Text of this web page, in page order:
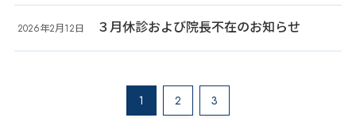
2026年2月12日 ３月休診および院長不在のお知らせ
1 2 3